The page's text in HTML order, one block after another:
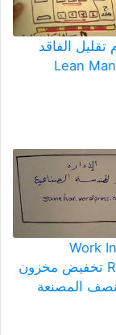
تقليل الفاقد
Lean
Work
Reduction تخفيض مخزون
نصف المصنعة